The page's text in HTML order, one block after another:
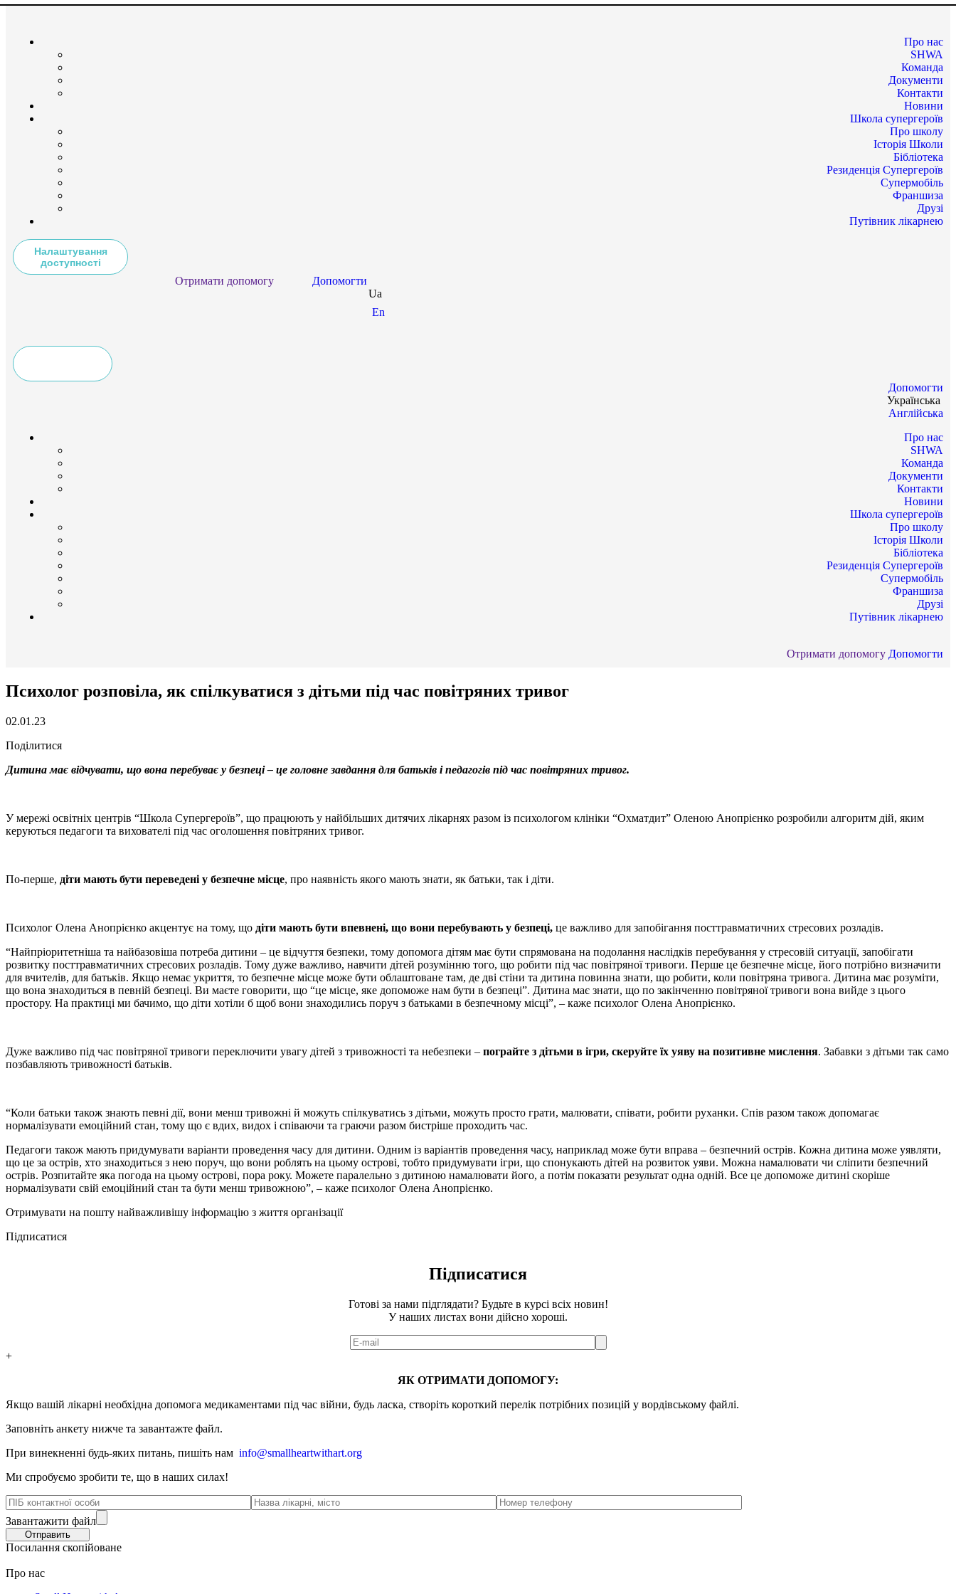
Про нас
SHWA
Команда
Документи
Контакти
Новини
Школа супергероїв
Про школу
Історія Школи
Бібліотека
Резиденція Супергероїв
Супермобіль
Франшиза
Друзі
Путівник лікарнею
Налаштування
доступності
Отримати допомогу
Допомогти
Ua
En
Допомогти
Українська
Англійська
Про нас
SHWA
Команда
Документи
Контакти
Новини
Школа супергероїв
Про школу
Історія Школи
Бібліотека
Резиденція Супергероїв
Супермобіль
Франшиза
Друзі
Путівник лікарнею
Отримати допомогу Допомогти
Психолог розповіла, як спілкуватися з дітьми під час повітряних тривог
02.01.23
Поділитися
Дитина має відчувати, що вона перебуває у безпеці – це головне завдання для батьків і педагогів під час повітряних тривог.
У мережі освітніх центрів “Школа Супергероїв”, що працюють у найбільших дитячих лікарнях разом із психологом клініки “Охматдит” Оленою Анопрієнко розробили алгоритм дій, яким
керуються педагоги та вихователі під час оголошення повітряних тривог.
По-перше, діти мають бути переведені у безпечне місце, про наявність якого мають знати, як батьки, так і діти.
Психолог Олена Анопрієнко акцентує на тому, що діти мають бути впевнені, що вони перебувають у безпеці, це важливо для запобігання посттравматичних стресових розладів.
“Найпріоритетніша та найбазовіша потреба дитини – це відчуття безпеки, тому допомога дітям має бути спрямована на подолання наслідків перебування у стресовій ситуації, запобігати
розвитку посттравматичних стресових розладів. Тому дуже важливо, навчити дітей розумінню того, що робити під час повітряної тривоги. Перше це безпечне місце, його потрібно визначити
для вчителів, для батьків. Якщо немає укриття, то безпечне місце може бути облаштоване там, де дві стіни та дитина повинна знати, що робити, коли повітряна тривога. Дитина має розуміти,
що вона знаходиться в певній безпеці. Ви маєте говорити, що “це місце, яке допоможе нам бути в безпеці”. Дитина має знати, що по закінченню повітряної тривоги вона вийде з цього
простору. На практиці ми бачимо, що діти хотіли б щоб вони знаходились поруч з батьками в безпечному місці”, – каже психолог Олена Анопрієнко.
Дуже важливо під час повітряної тривоги переключити увагу дітей з тривожності та небезпеки – пограйте з дітьми в ігри, скеруйте їх уяву на позитивне мислення. Забавки з дітьми так само
позбавляють тривожності батьків.
“Коли батьки також знають певні дії, вони менш тривожні й можуть спілкуватись з дітьми, можуть просто грати, малювати, співати, робити руханки. Спів разом також допомагає
нормалізувати емоційний стан, тому що є вдих, видох і співаючи та граючи разом бистріше проходить час.
Педагоги також мають придумувати варіанти проведення часу для дитини. Одним із варіантів проведення часу, наприклад може бути вправа – безпечний острів. Кожна дитина може уявляти,
що це за острів, хто знаходиться з нею поруч, що вони роблять на цьому острові, тобто придумувати ігри, що спонукають дітей на розвиток уяви. Можна намалювати чи сліпити безпечний
острів. Розпитайте яка погода на цьому острові, пора року. Можете паралельно з дитиною намалювати його, а потім показати результат одна одній. Все це допоможе дитині скоріше
нормалізувати свій емоційний стан та бути менш тривожною”, – каже психолог Олена Анопрієнко.
Отримувати на пошту найважливішу інформацію з життя організації
Підписатися
Підписатися
Готові за нами підглядати? Будьте в курсі всіх новин!
У наших листах вони дійсно хороші.
+
ЯК ОТРИМАТИ ДОПОМОГУ:
Якщо вашій лікарні необхідна допомога медикаментами під час війни, будь ласка, створіть короткий перелік потрібних позицій у вордівському файлі.
Заповніть анкету нижче та завантажте файл.
При винекненні будь-яких питань, пишіть нам info@smallheartwithart.org
Ми спробуємо зробити те, що в наших силах!
Завантажити файл
Посилання скопійоване
Про нас